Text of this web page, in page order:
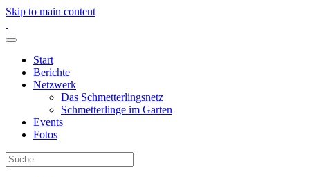
Skip to main content
Start
Berichte
Netzwerk
Das Schmetterlingsnetz
Schmetterlinge im Garten
Events
Fotos